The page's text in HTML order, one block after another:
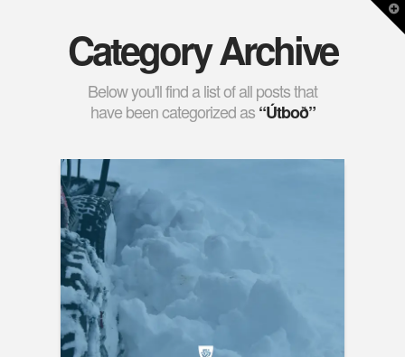
Category Archive
Below you'll find a list of all posts that
have been categorized as“Útboð”